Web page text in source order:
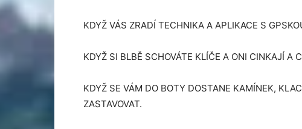
KDYŽ VÁS ZRADÍ TECHNIKA A APLIKACE S
KDYŽ SI BLBĚ SCHOVÁTE KLÍČE A ONI CINKAJÍ A
KDYŽ SE VÁM DO BOTY DOSTANE KAMÍNEK,
ZASTAVOVAT.